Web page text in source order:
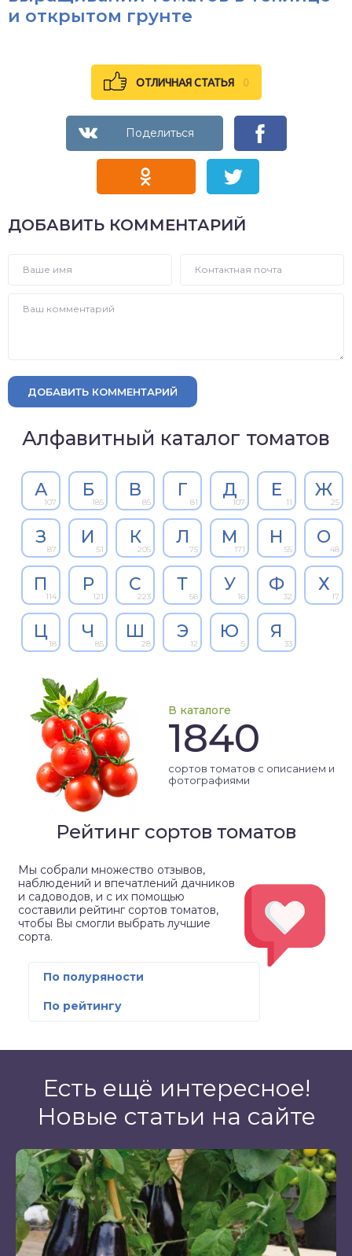
и открытом грунте
ОТЛИЧНАЯ СТАТЬЯ 0
ДОБАВИТЬ КОММЕНТАРИЙ
ДОБАВИТЬ КОММЕНТАРИЙ
Алфавитный каталог томатов
А
107
Б
185
В
85
Г
81
Д
107
Е
11
Ж
25
З
87
И
51
К
205
Л
75
М
171
Н
55
О
48
П
114
Р
121
С
223
Т
56
У
16
Ф
32
Х
17
Ц
18
Ч
85
Ш
28
Э
12
Ю
5
Я
33
В каталоге
1840
сортов томатов с описанием и
фотографиями
Рейтинг сортов томатов
Мы собрали множество отзывов,
наблюдений и впечатлений дачников
и садоводов, и с их помощью
составили рейтинг сортов томатов,
чтобы Вы смогли выбрать лучшие
сорта.
По полуряности
По рейтингу
Есть ещё интересное!
Новые статьи на сайте